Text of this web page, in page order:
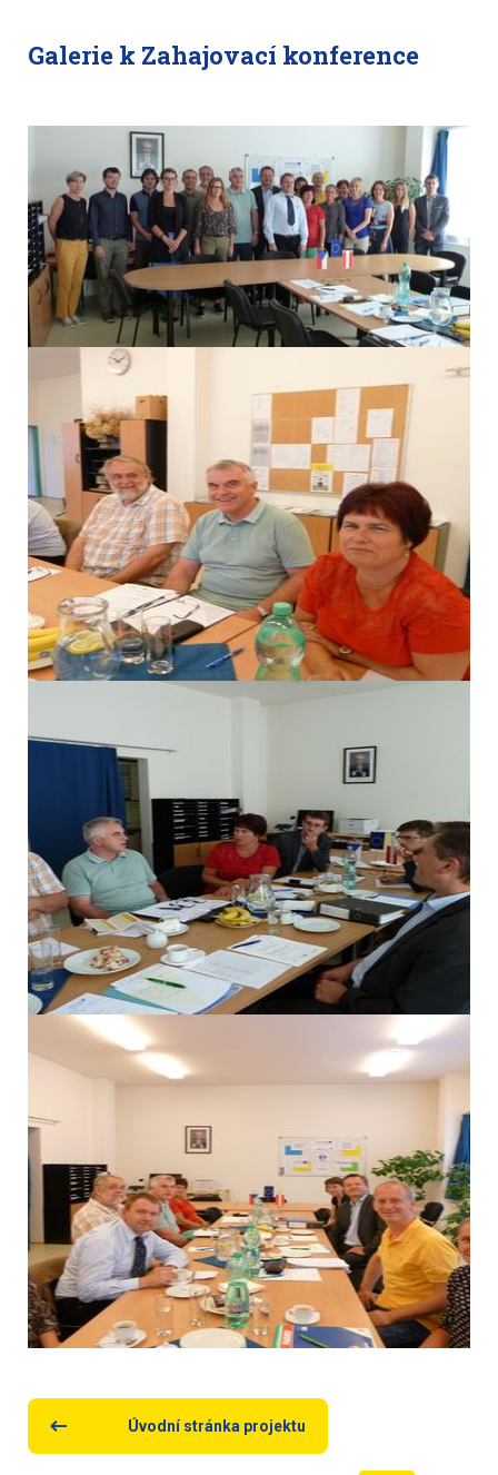
Galerie k Zahajovací konference
Úvodní stránka projektu